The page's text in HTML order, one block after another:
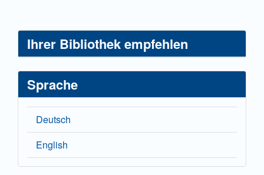
Ihrer Bibliothek empfehlen
Sprache
Deutsch
English